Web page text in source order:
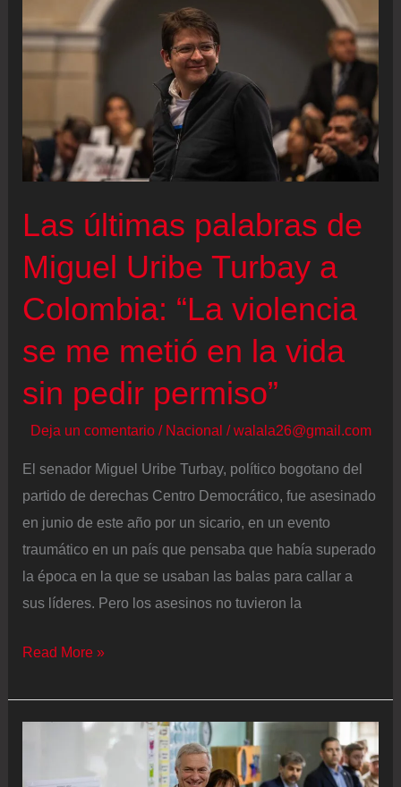
ultra
Ventura
disputarán
la
segunda
en
las
presidenciales
de
Las últimas palabras de
Miguel Uribe Turbay a
Colombia: “La violencia
se me metió en la vida
sin pedir permiso”
Deja un comentario / Nacional /walala26@gmail.com
El senador Miguel Uribe Turbay, político bogotano del
partido de derechas Centro Democrático, fue asesinado
en junio de este año por un sicario, en un evento
traumático en un país que pensaba que había superado
la época en la que se usaban las balas para callar a
sus líderes. Pero los asesinos no tuvieron la
Las
palabras
Read More »